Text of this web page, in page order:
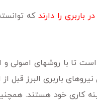
باربری را دارند که
با روشهای اصولی و
باربری البرز قبل
کاری خود هستند.